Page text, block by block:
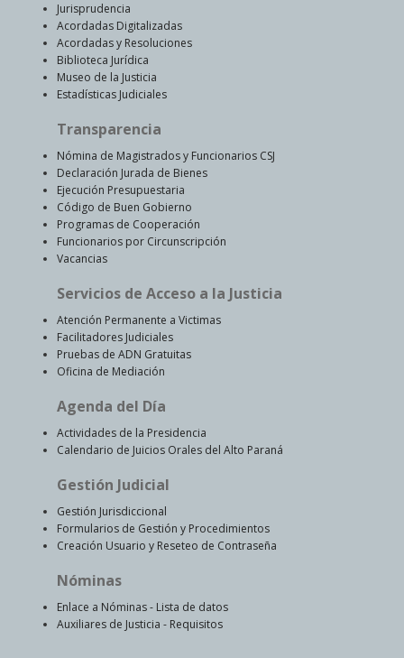
Jurisprudencia
Acordadas Digitalizadas
Acordadas y Resoluciones
Biblioteca Jurídica
Museo de la Justicia
Estadísticas Judiciales
Transparencia
Nómina de Magistrados y Funcionarios CSJ
Declaración Jurada de Bienes
Ejecución Presupuestaria
Código de Buen Gobierno
Programas de Cooperación
Funcionarios por Circunscripción
Vacancias
Servicios de Acceso a la Justicia
Atención Permanente a Victimas
Facilitadores Judiciales
Pruebas de ADN Gratuitas
Oficina de Mediación
Agenda del Día
Actividades de la Presidencia
Calendario de Juicios Orales del Alto Paraná
Gestión Judicial
Gestión Jurisdiccional
Formularios de Gestión y Procedimientos
Creación Usuario y Reseteo de Contraseña
Nóminas
Enlace a Nóminas - Lista de datos
Auxiliares de Justicia - Requisitos